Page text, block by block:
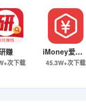
赚
次下载
iMoney爱盈利
45.3W+次下载